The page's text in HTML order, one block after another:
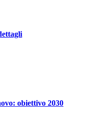
obiettivo 2030